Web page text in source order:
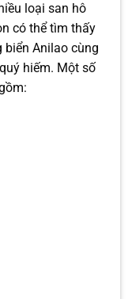
loại san hô
có thể tìm thấy
biển Anilao cùng
hiếm. Một số